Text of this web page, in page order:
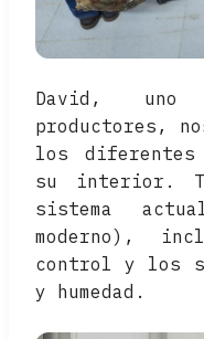
David, uno
productores,
los diferentes
su interior.
sistema
moderno),
control y los
y humedad.